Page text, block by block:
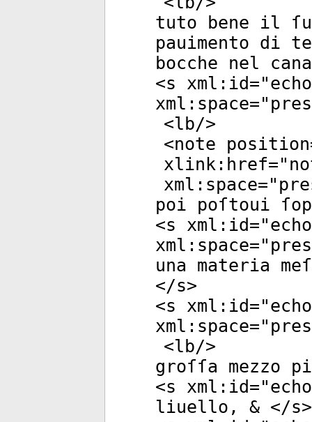
tuto bene il
pauimento di
bocche nel
<s xml:id="
xml:space="
<lb/>
<note position
xlink:href="
xml:space="
poi poſtoui
<s xml:id="
xml:space="
una materia
</s>
<s xml:id="
xml:space="
<lb/>
groſſa mezzo
<s xml:id="
liuello, & </s>